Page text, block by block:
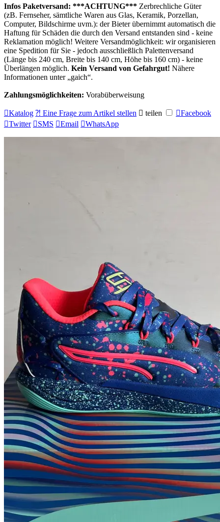
Infos Paketversand: ***ACHTUNG*** Zerbrechliche Güter
(zB. Fernseher, sämtliche Waren aus Glas, Keramik, Porzellan,
Computer, Bildschirme uvm.): der Bieter übernimmt automatisch die
Haftung für Schäden die durch den Versand entstanden sind - keine
Reklamation möglich! Weitere Versandmöglichkeit: wir organisieren
eine Spedition für Sie - jedoch ausschließlich Palettenversand
(Länge bis 240 cm, Breite bis 140 cm, Höhe bis 160 cm) - keine
Überlängen möglich. Kein Versand von Gefahrgut! Nähere
Informationen unter
gaich .
Zahlungsmöglichkeiten: Vorabüberweisung
Katalog ⁈ Eine Frage zum Artikel stellen  teilen Facebook
Twitter SMS Email WhatsApp